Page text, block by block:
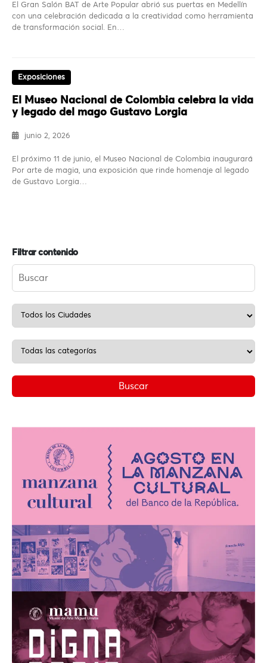
El Gran Salón BAT de Arte Popular abrió sus puertas en Medellín
con una celebración dedicada a la creatividad como herramienta
de transformación social. En…
Exposiciones
El Museo Nacional de Colombia celebra la vida
y legado del mago Gustavo Lorgia
junio 2, 2026
El próximo 11 de junio, el Museo Nacional de Colombia inaugurará
Por arte de magia, una exposición que rinde homenaje al legado
de Gustavo Lorgia…
Filtrar contenido